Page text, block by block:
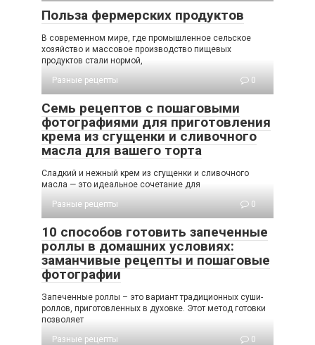
Польза фермерских продуктов
В современном мире, где промышленное сельское
хозяйство и массовое производство пищевых
продуктов стали нормой,
Разные рецепты
0
Семь рецептов с пошаговыми
фотографиями для приготовления
крема из сгущенки и сливочного
масла для вашего торта
Сладкий и нежный крем из сгущенки и сливочного
масла — это идеальное сочетание для
Разные рецепты
0
10 способов готовить запеченные
роллы в домашних условиях:
заманчивые рецепты и пошаговые
фотографии
Запеченные роллы – это вариант традиционных суши-
роллов, приготовленных в духовке. Этот метод готовки
позволяет
Разные рецепты
0